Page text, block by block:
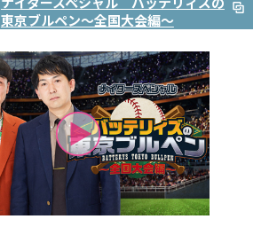
東京ブルペン～全国大会編～